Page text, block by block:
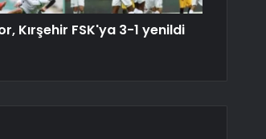
Kırşehir FSK'ya 3-1 yenildi